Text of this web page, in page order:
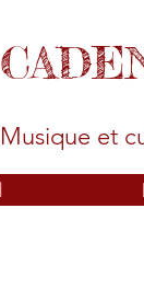
Musique et